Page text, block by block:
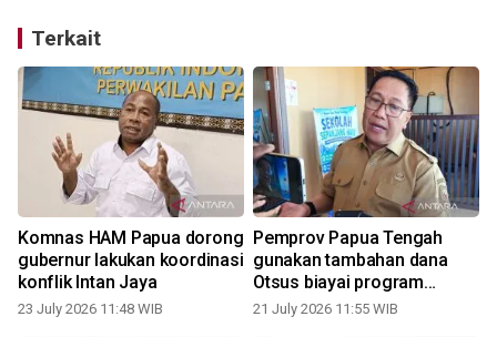
Terkait
Komnas HAM Papua dorong
gubernur lakukan koordinasi
konflik Intan Jaya
23 July 2026 11:48 WIB
Pemprov Papua Tengah
gunakan tambahan dana
Otsus biayai program
prioritas
21 July 2026 11:55 WIB